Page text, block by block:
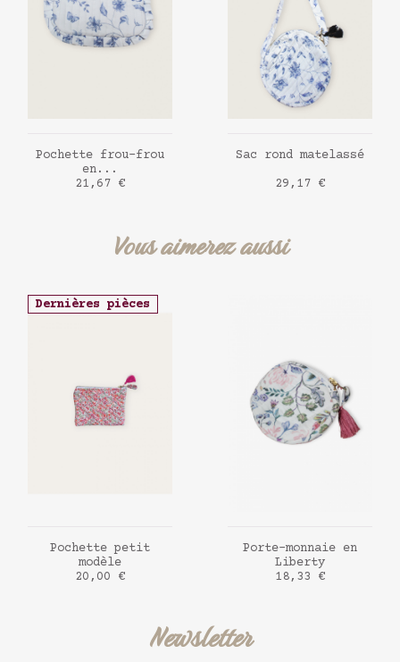
AJOUTER AU PANIER
Pochette frou-frou
en...
Prix
21,67 €
AJOUTER AU PANIER
Sac rond matelassé
Prix
29,17 €
Vous aimerez aussi
Dernières pièces
AJOUTER AU PANIER
Pochette petit
modèle
Prix
20,00 €
AJOUTER AU PANIER
Porte-monnaie en
Liberty
Prix
18,33 €
Newsletter